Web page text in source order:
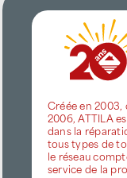
Créée en
2006, ATTILA
dans la
tous types de
le réseau
service de la